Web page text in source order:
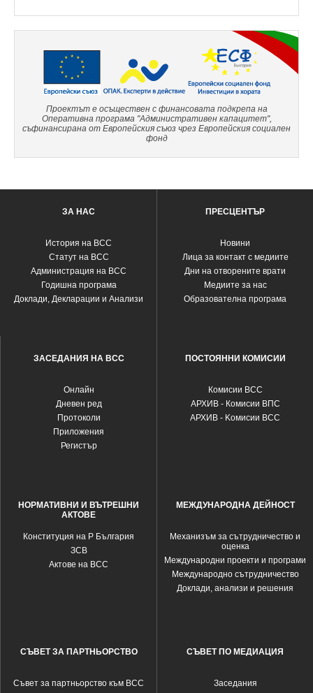
Проектът е осъществен с финансовата подкрепа на
Оперативна програма "Административен капацитет",
съфинансирана от Европейския съюз чрез Европейския социален
фонд
ЗА НАС
История на ВСС
Статут на ВСС
Администрация на ВСС
Годишна програма
Доклади, Декларации и Анализи
ПРЕСЦЕНТЪР
Новини
Лица за контакт с медиите
Дни на отворените врати
Медиите за нас
Образователна програма
ЗАСЕДАНИЯ НА ВСС
Oнлайн
Дневен ред
Протоколи
Приложения
Регистър
ПОСТОЯННИ КОМИСИИ
Комисии ВСС
АРХИВ - Комисии ВПС
АРХИВ - Kомисии ВСС
НОРМАТИВНИ И ВЪТРЕШНИ
АКТОВЕ
Конституция на Р България
ЗСВ
Актове на ВСС
МЕЖДУНАРОДНА ДЕЙНОСТ
Механизъм за сътрудничество и
оценка
Международни проекти и програми
Международно сътрудничество
Доклади, анализи и решения
СЪВЕТ ЗА ПАРТНЬОРСТВО
Съвет за партньорство към ВСС
СЪВЕТ ПО МЕДИАЦИЯ
Заседания